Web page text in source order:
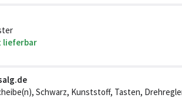
lieferbar
Schwarz, Kunststoff, Tasten,